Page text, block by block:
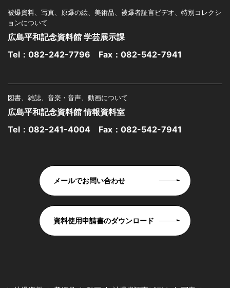
被爆資料、写真、原爆の絵、美術品、被爆者証言ビデオ、特別コレクシ
ョンについて
広島平和記念資料館 学芸展示課
Tel： 082-242-7796 Fax：082-542-7941
図書、雑誌、音楽・音声、動画について
広島平和記念資料館 情報資料室
Tel： 082-241-4004 Fax：082-542-7941
メールでお問い合わせ
資料使用申請書のダウンロード